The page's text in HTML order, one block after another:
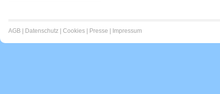
AGB Datenschutz Cookies Presse Impressum